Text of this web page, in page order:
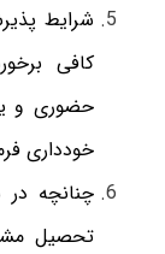
شرایط
کافی
حضوری و
خودداری
چنانچه
تحصیل